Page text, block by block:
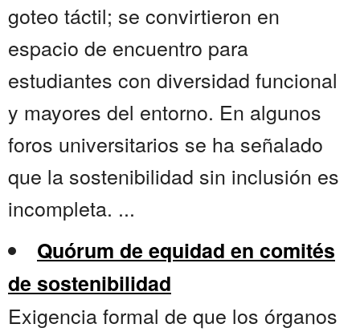
goteo táctil; se convirtieron en
espacio de encuentro para
estudiantes con diversidad funcional
y mayores del entorno. En algunos
foros universitarios se ha señalado
que la sostenibilidad sin inclusión es
incompleta. ...
Quórum de equidad en comités
de sostenibilidad
Exigencia formal de que los órganos